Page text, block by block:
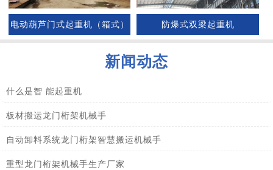
电动葫芦门式起重机（箱式） 防爆式双梁起重机
新闻动态
什么是智 能起重机
板材搬运龙门桁架机械手
自动卸料系统龙门桁架智慧搬运机械手
重型龙门桁架机械手生产厂家